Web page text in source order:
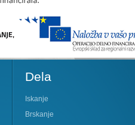
Dela
Iskanje
Brskanje